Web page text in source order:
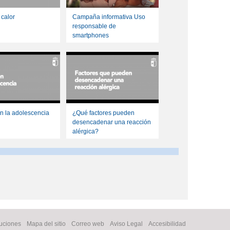
Campaña informativa Uso
responsable de
smartphones
la adolescencia
¿Qué factores pueden
desencadenar una reacción
alérgica?
Mapa del sitio Correo web Aviso Legal Accesibilidad